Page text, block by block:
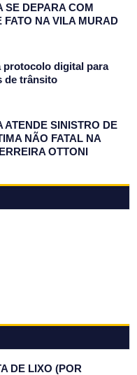
SE DEPARA COM
NA VILA MURAD
protocolo digital para
de trânsito
ATENDE SINISTRO DE
NÃO FATAL NA
OTTONI
DE LIXO (POR